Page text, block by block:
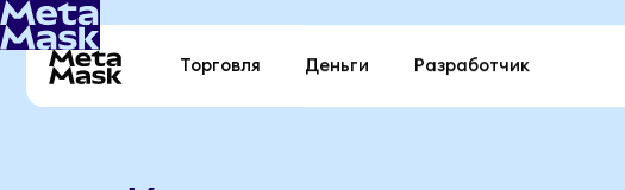
Торговля Деньги Разработчик